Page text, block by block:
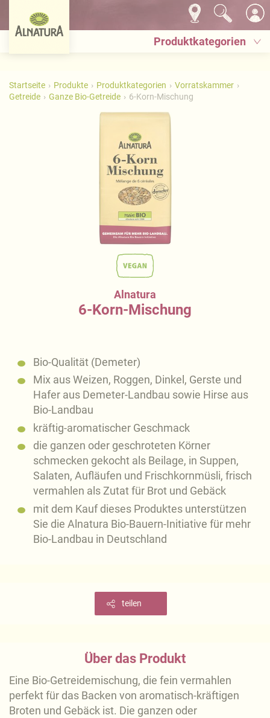
Produktkategorien
Startseite Produkte Produktkategorien
Vorratskammer
Getreide
Ganze Bio-Getreide 6-Korn-Mischung
Alnatura
6-Korn-Mischung
Bio-Qualität (Demeter)
Mix aus Weizen, Roggen, Dinkel, Gerste und
Hafer aus Demeter-Landbau sowie Hirse aus
Bio-Landbau
kräftig-aromatischer Geschmack
die ganzen oder geschroteten Körner
schmecken gekocht als Beilage, in Suppen,
Salaten, Aufläufen und Frischkornmüsli, frisch
vermahlen als Zutat für Brot und Gebäck
mit dem Kauf dieses Produktes unterstützen
Sie die Alnatura Bio-Bauern-Initiative für mehr
Bio-Landbau in Deutschland
teilen
Über das Produkt
Eine Bio-Getreidemischung, die fein vermahlen
perfekt für das Backen von aromatisch-kräftigen
Broten und Gebäck ist. Die ganzen oder